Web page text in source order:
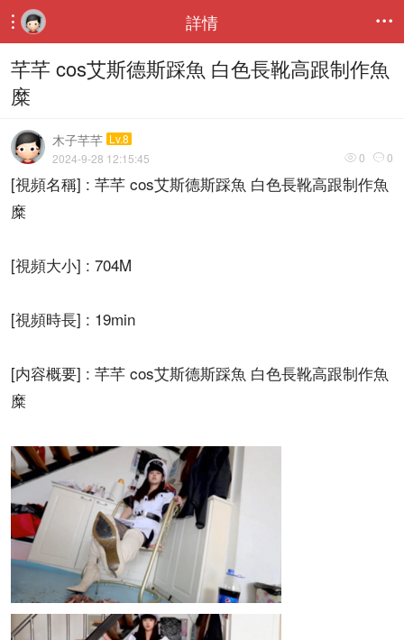
 詳情 
芊芊 cos艾斯德斯踩魚 白色長靴高跟制作魚
糜
木子芊芊 Lv.8
 0  0
2024-9-28 12:15:45
[視頻名稱] : 芊芊 cos艾斯德斯踩魚 白色長靴高跟制作魚
糜
[視頻大小] : 704M
[視頻時長] : 19min
[内容概要] : 芊芊 cos艾斯德斯踩魚 白色長靴高跟制作魚
糜